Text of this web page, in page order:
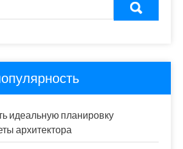
идеальную планировку
архитектора